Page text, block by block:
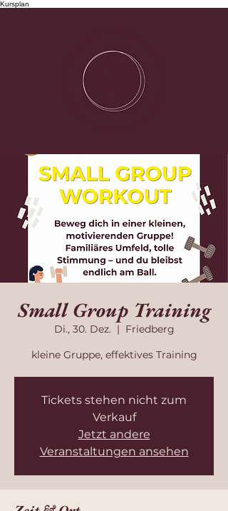
Kursplan
Small Group Training
Di., 30. Dez.
  |
Friedberg
kleine Gruppe, effektives Training
Tickets stehen nicht zum
Verkauf
Jetzt andere
Veranstaltungen ansehen